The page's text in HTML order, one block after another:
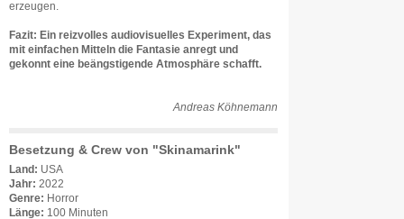
erzeugen.
Fazit: Ein reizvolles audiovisuelles Experiment, das
mit einfachen Mitteln die Fantasie anregt und
gekonnt eine beängstigende Atmosphäre schafft.
Andreas Köhnemann
Besetzung & Crew von "Skinamarink"
Land: USA
Jahr: 2022
Genre: Horror
Länge: 100 Minuten